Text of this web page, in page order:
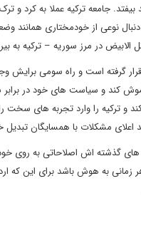
جامعه ترکیه عملا به کرد
نوعی از خودمختاری همانند
الابیض در مرز سوریه – ترکیه به
گرفته است و راه سومی برایش
و سیاست های خود در برابر
و ترکیه را وارد تجربه های
مشکلات با همسایگان
های گذشته اش اصلاحاتی به روی
به هوش باشد برای این که